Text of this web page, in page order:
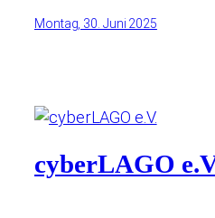
Montag, 30. Juni 2025
cyberLAGO